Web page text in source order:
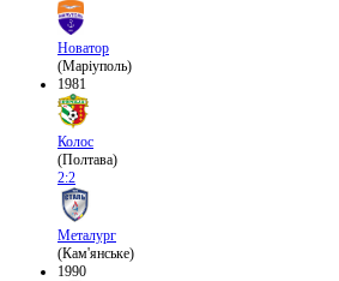
Новатор
(Маріуполь)
1981
Колос
(Полтава)
2:2
Металург
(Кам'янське)
1990